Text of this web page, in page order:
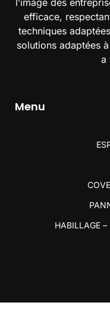
l’image des
efficace,
techniques
solutions adaptées
a
Menu
HABILLAGE